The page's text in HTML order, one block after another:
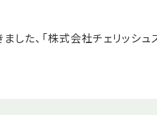
た、「株式会社チェリッシュ